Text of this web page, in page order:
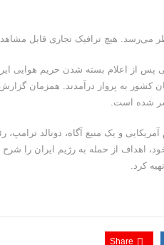
می‌رسد. هیچ ترافیک تجاری قابل
کشور به پرواز درآمدند. همزمان
شده است.
و یک منبع آگاه، دونالد ترامپ،
اهداف از حمله به رژیم ایران را شرح
کرد.
Share